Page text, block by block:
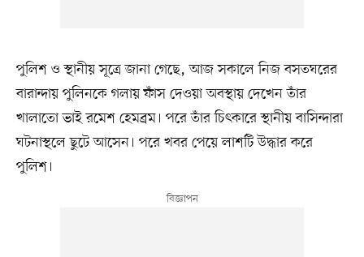
পুলিশ ও স্থানীয় সূত্রে জানা গেছে, আজ সকালে নিজ বসতঘরের
বারান্দায় পুলিনকে গলায় ফাঁস দেওয়া অবস্থায় দেখেন তাঁর
খালাতো ভাই রমেশ হেমব্রম। পরে তাঁর চিৎকারে স্থানীয় বাসিন্দারা
ঘটনাস্থলে ছুটে আসেন। পরে খবর পেয়ে লাশটি উদ্ধার করে
পুলিশ।